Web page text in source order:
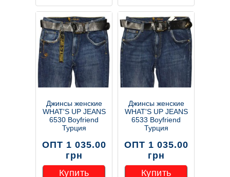
Купить Купить
Джинсы женские
WHAT'S UP JEANS
6530 Boyfriend
Турция
ОПТ 1 035.00
грн
Купить
Джинсы женские
WHAT'S UP JEANS
6533 Boyfriend
Турция
ОПТ 1 035.00
грн
Купить